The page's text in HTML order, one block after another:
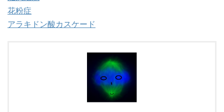
花粉症
アラキドン酸カスケード